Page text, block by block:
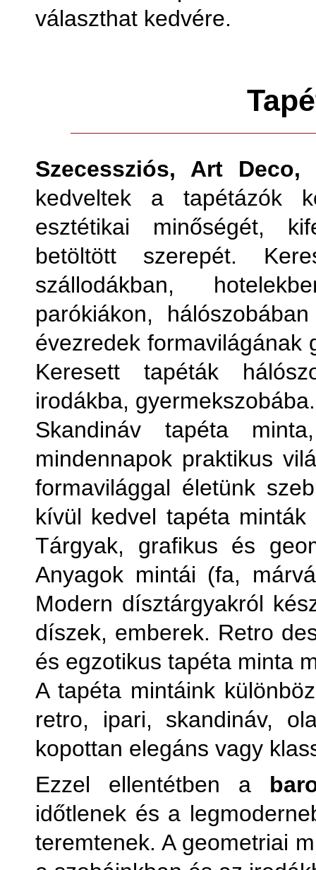
választhat kedvére.
Szecessziós, Art
kedveltek a tapétázók
esztétikai minőségét,
betöltött szerepét.
szállodákban,
parókiákon,
évezredek formavilágának
Keresett tapéták
irodákba,
Skandináv tapéta
mindennapok praktikus
formavilággal életünk
kívül kedvel tapéta
Tárgyak, grafikus és
Anyagok mintái (fa,
Modern dísztárgyakról
díszek, emberek. Retro
és egzotikus tapéta minta
A tapéta mintáink
retro, ipari, skandináv,
kopottan elegáns vagy
Ezzel ellentétben a
időtlenek és a
teremtenek. A geometriai